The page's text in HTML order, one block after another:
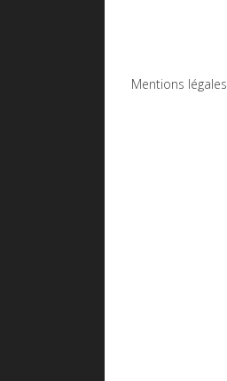
Mentions légales